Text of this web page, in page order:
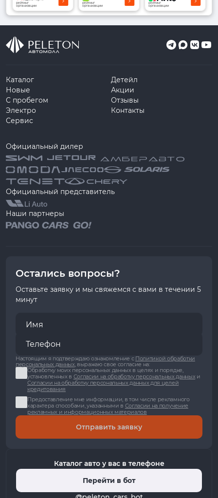
рейтинг
организации
рейтинг
организации
рейтинг
организации
Каталог
Новые
С пробегом
Электро
Сервис
Детейл
Акции
Отзывы
Контакты
Официальный дилер
Официальный представитель
Наши партнеры
Остались вопросы?
Оставьте заявку и мы свяжемся с вами в течении 5
минут
Настоящим я подтверждаю ознакомление с Политикой обработки
персональных данных, выражаю свое согласие на:
Обработку моих персональных данных в целях и порядке,
установленных в Согласии на обработку персональных данныхи
Согласии на обработку персональных данных для целей
кредитования
Предоставление мне информации, в том числе рекламного
характера способами, указанными в Согласии на получение
рекламных и информационных материалов
Отправить заявку
Каталог авто у вас в телефоне
Перейти в бот